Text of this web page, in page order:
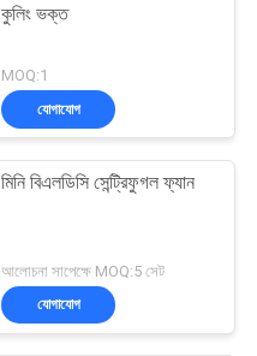
কুলিং ভক্ত
MOQ:1
যোগাযোগ
মিনি বিএলডিসি সেন্ট্রিফুগল ফ্যান
আলোচনা সাপেক্ষে MOQ:5 সেট
যোগাযোগ